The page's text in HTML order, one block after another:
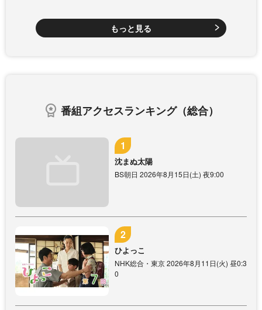
もっと見る
番組アクセスランキング（総合）
沈まぬ太陽
BS朝日 2026年8月15日(土) 夜9:00
ひよっこ
NHK総合・東京 2026年8月11日(火) 昼0:3
0